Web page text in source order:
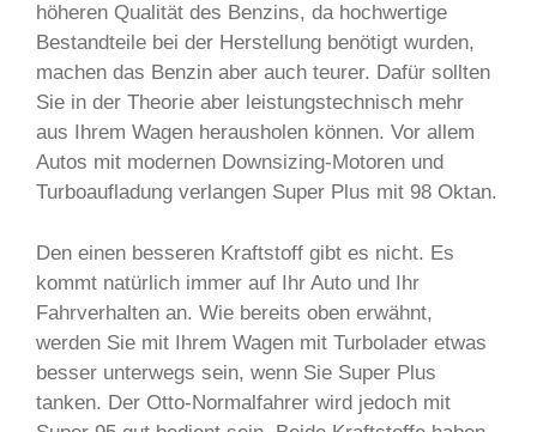
höheren Qualität des Benzins, da hochwertige
Bestandteile bei der Herstellung benötigt wurden,
machen das Benzin aber auch teurer. Dafür sollten
Sie in der Theorie aber leistungstechnisch mehr
aus Ihrem Wagen herausholen können. Vor allem
Autos mit modernen Downsizing-Motoren und
Turboaufladung verlangen Super Plus mit 98 Oktan.
Den einen besseren Kraftstoff gibt es nicht. Es
kommt natürlich immer auf Ihr Auto und Ihr
Fahrverhalten an. Wie bereits oben erwähnt,
werden Sie mit Ihrem Wagen mit Turbolader etwas
besser unterwegs sein, wenn Sie Super Plus
tanken. Der Otto-Normalfahrer wird jedoch mit